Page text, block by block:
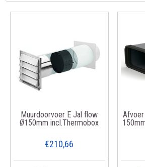
Muurdoorvoer E Jal flow
Ø150mm incl.Thermobox
€210,66